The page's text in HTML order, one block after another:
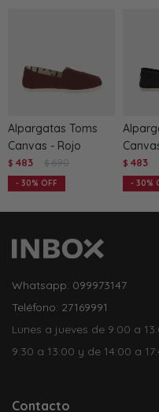
Alpargatas Toms
Canvas - Rojo
$ 483 $ 690
30
$ 483
30
Whatsapp: 099973147
Teléfono: 27169991
Lunes a jueves de 9:00 a
9:30 a 13:00 y de 14:00 a
Contacto